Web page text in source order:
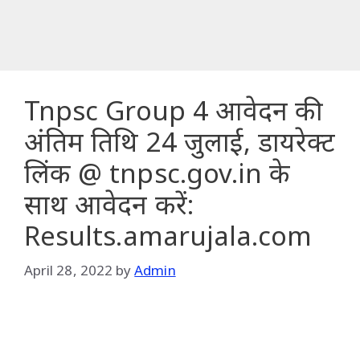
Tnpsc Group 4 आवेदन की
अंतिम तिथि 24 जुलाई, डायरेक्ट
लिंक @ tnpsc.gov.in के
साथ आवेदन करें:
Results.amarujala.com
April 28, 2022 byAdmin